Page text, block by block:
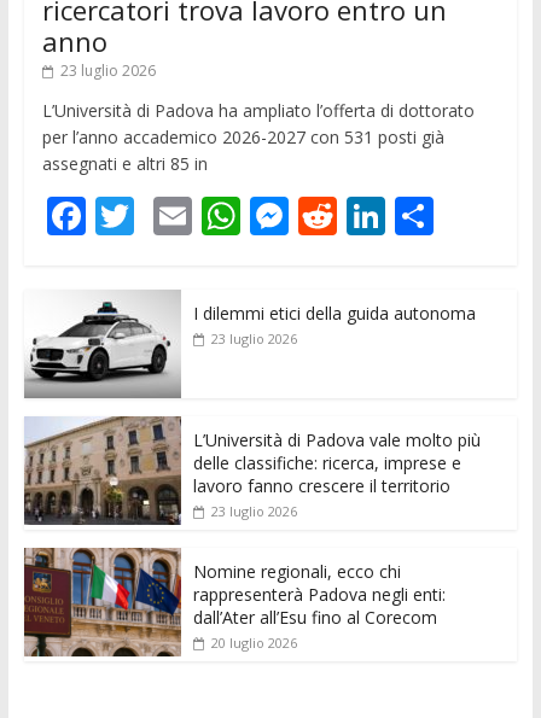
ricercatori trova lavoro entro un
anno
23 luglio 2026
L’Università di Padova ha ampliato l’offerta di dottorato
per l’anno accademico 2026-2027 con 531 posti già
assegnati e altri 85 in
F
e
b
o
o
k
T
itt
er
E
ai
l
W
s
p
M
ss
e
er
R
di
Li
e
C
di
I dilemmi etici della guida autonoma
23 luglio 2026
L’Università di Padova vale molto più
delle classifiche: ricerca, imprese e
lavoro fanno crescere il territorio
23 luglio 2026
Nomine regionali, ecco chi
rappresenterà Padova negli enti:
dall’Ater all’Esu fino al Corecom
20 luglio 2026